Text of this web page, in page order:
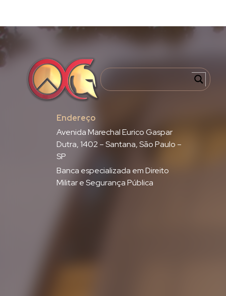
Endereço
Avenida Marechal Eurico Gaspar
Dutra, 1402 – Santana, São Paulo –
SP
Banca especializada em Direito
Militar e Segurança Pública